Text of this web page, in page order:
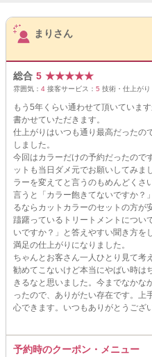
サロンPick Up
まりさん
総合 5 ★★★★★
雰囲気： 4 接客サービス： 5 技術・仕上がり
もう5年くらい通わせて頂いていま
書かせていただきます。
仕上がりはいつも通り最高だったの
しました。
今回はカラーだけの予約だったので
ットも当日ダメ元でお願いしてみま
ラーを変えてと言うのもめんどく
言うと「カラー飽きてないですか？
るならカットカラーのセットの方が
躊躇っているトリートメントについ
いですか？」と答えやすい聞き方を
満足の仕上がりになりました。
ちゃんとお客さん一人ひとり見て考
勧めてこないけど本当にやばい時は
きるなと思いました。今までなかな
ったので、ありがたい存在です。上
心できます。いつもありがとうござ
予約時のクーポン・メニュー